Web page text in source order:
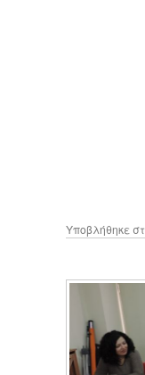
Υποβλήθηκε